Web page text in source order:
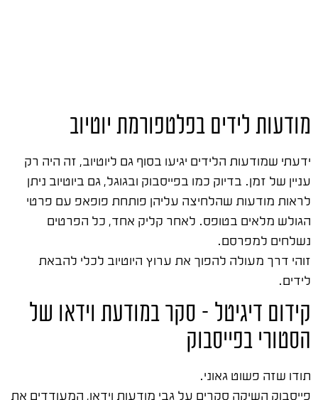
מודעות לידים בפלטפורמת יוטיוב
ידעתי שמודעות הלידים יגיעו בסוף גם ליוטיוב, זה היה רק
עניין של זמן. בדיוק כמו בפייסבוק ובגוגל, גם ביוטיוב ניתן
לראות מודעות שהלחיצה עליהן פותחת פופאפ עם פרטי
הגולש מלאים בטופס. לאחר קליק אחד, כל הפרטים
נשלחים למפרסם.
זוהי דרך מעולה להפוך את ערוץ היוטיוב לכלי להבאת
לידים.
קידום דיגיטל – סקר במודעת וידאו של
הסטורי בפייסבוק
תודו שזה פשוט גאוני.
פייסבוק השיקה סקרים על גבי מודעות וידאו, המעודדים את